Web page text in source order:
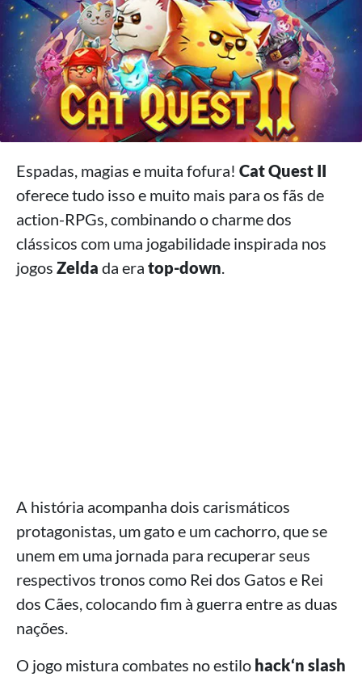
Espadas, magias e muita fofura! Cat Quest II
oferece tudo isso e muito mais para os fãs de
action-RPGs, combinando o charme dos
clássicos com uma jogabilidade inspirada nos
jogos Zelda da era top-down.
A história acompanha dois carismáticos
protagonistas, um gato e um cachorro, que se
unem em uma jornada para recuperar seus
respectivos tronos como Rei dos Gatos e Rei
dos Cães, colocando fim à guerra entre as duas
nações.
O jogo mistura combates no estilo hack‘n slash